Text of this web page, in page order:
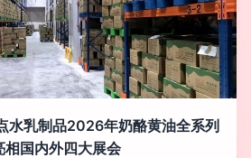
水乳制品2026年奶酪黄油全系列
相国内外四大展会